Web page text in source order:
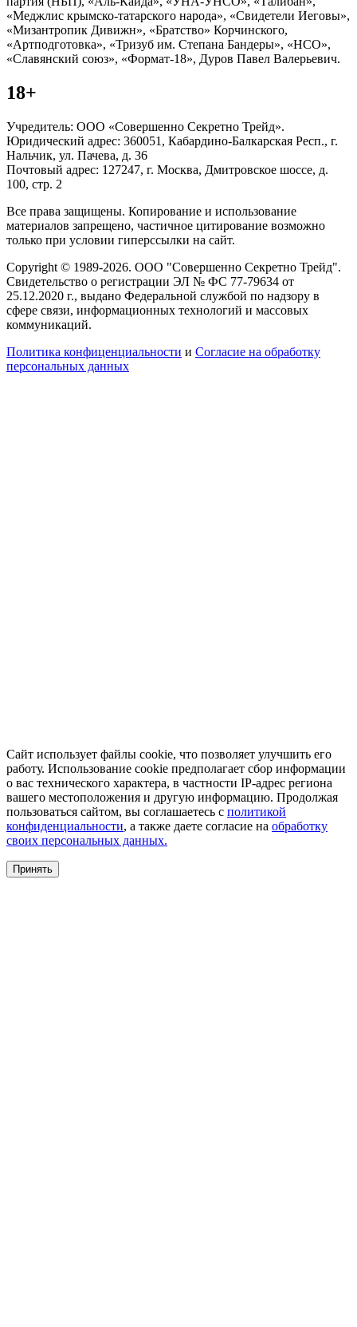
«Меджлис крымско-татарского народа», «Свидетели Иеговы»,
«Мизантропик Дивижн», «Братство» Корчинского,
«Артподготовка», «Тризуб им. Степана Бандеры», «НСО»,
«Славянский союз», «Формат-18», Дуров Павел Валерьевич.
18+
Учредитель: ООО «Совершенно Секретно Трейд».
Юридический адрес: 360051, Кабардино-Балкарская Респ., г.
Нальчик, ул. Пачева, д. 36
Почтовый адрес: 127247, г. Москва, Дмитровское шоссе, д.
100, стр. 2
Все права защищены. Копирование и использование
материалов запрещено, частичное цитирование возможно
только при условии гиперссылки на сайт.
Copyright © 1989-2026. ООО "Совершенно Секретно Трейд".
Свидетельство о регистрации ЭЛ № ФС 77-79634 от
25.12.2020 г., выдано Федеральной службой по надзору в
сфере связи, информационных технологий и массовых
коммуникаций.
Политика конфиценциальности и Согласие на обработку
персональных данных
Сайт использует файлы cookie, что позволяет улучшить его
работу. Использование cookie предполагает сбор информации
о вас технического характера, в частности IP-адрес региона
вашего местоположения и другую информацию. Продолжая
пользоваться сайтом, вы соглашаетесь с политикой
конфиденциальности, а также даете согласие на обработку
своих персональных данных.
Принять